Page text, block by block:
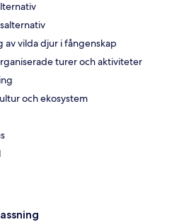
av vilda djur i fångenskap
turer och aktiviteter
och ekosystem